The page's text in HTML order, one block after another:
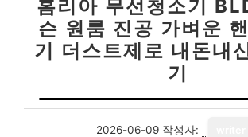
홈리아 무선청소기
슨 원룸 진공 가벼운
기 더스트제로 내돈내
기
2026-06-09 작성자: